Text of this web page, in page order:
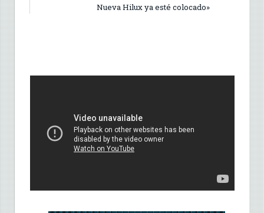
Nueva Hilux ya esté colocado»